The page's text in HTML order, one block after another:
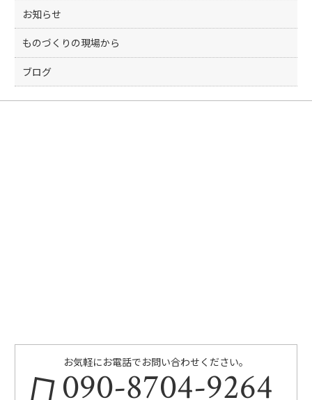
お知らせ
ものづくりの現場から
ブログ
お気軽にお電話でお問い合わせください。
090-8704-9264